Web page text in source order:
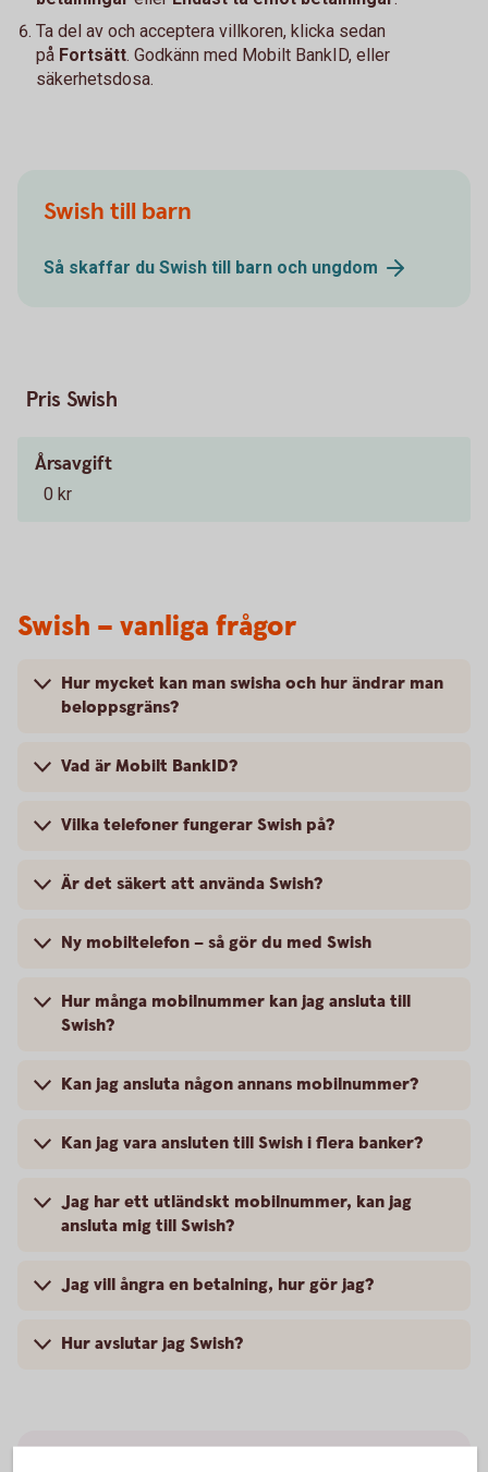
Ta del av och acceptera villkoren, klicka sedan
på Fortsätt. Godkänn med Mobilt BankID, eller
säkerhetsdosa.
Swish till barn
Så skaffar du Swish till barn och ungdom
Pris Swish
Årsavgift
0 kr
Swish – vanliga frågor
Hur mycket kan man swisha och hur ändrar man
beloppsgräns?
Vad är Mobilt BankID?
Vilka telefoner fungerar Swish på?
Är det säkert att använda Swish?
Ny mobiltelefon – så gör du med Swish
Hur många mobilnummer kan jag ansluta till
Swish?
Kan jag ansluta någon annans mobilnummer?
Kan jag vara ansluten till Swish i flera banker?
Jag har ett utländskt mobilnummer, kan jag
ansluta mig till Swish?
Jag vill ångra en betalning, hur gör jag?
Hur avslutar jag Swish?